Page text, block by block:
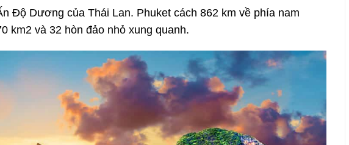
Độ Dương của Thái Lan. Phuket cách 862 km về phía nam
km2 và 32 hòn đảo nhỏ xung quanh.